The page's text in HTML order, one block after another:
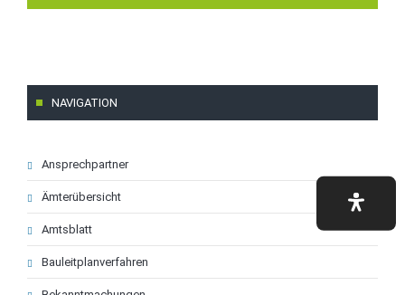
NAVIGATION
Navigation
überspringen
Ansprechpartner
Ämterübersicht
Amtsblatt
Bauleitplanverfahren